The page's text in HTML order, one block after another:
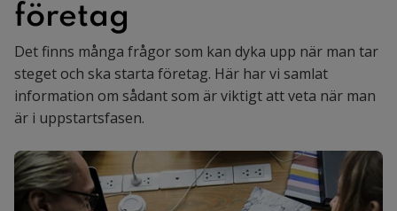
företag
Det finns många frågor som kan dyka upp när man tar
steget och ska starta företag. Här har vi samlat
information om sådant som är viktigt att veta när man
är i uppstartsfasen.